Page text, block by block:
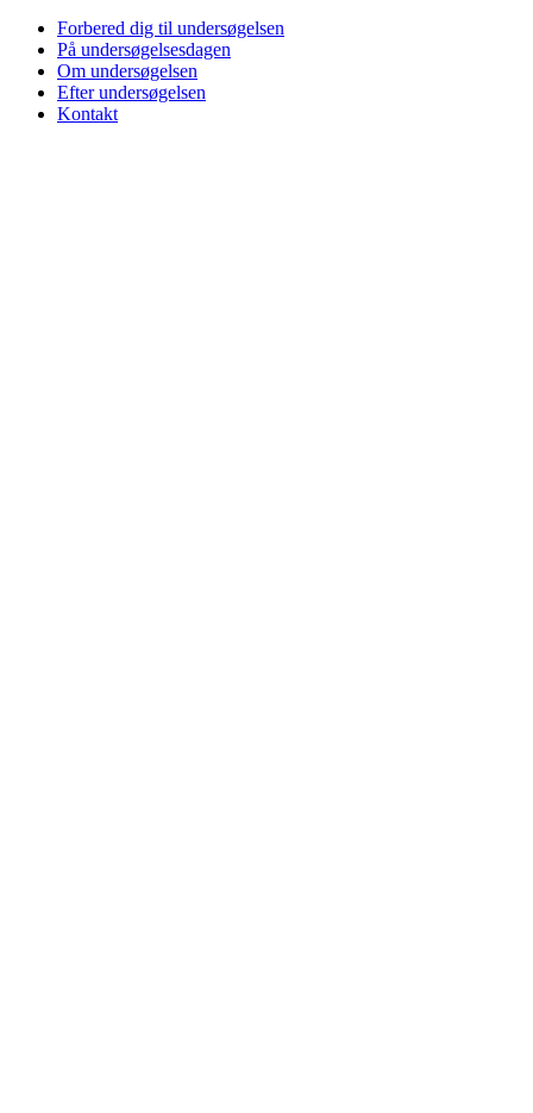
Forbered dig til undersøgelsen
På undersøgelsesdagen
Om undersøgelsen
Efter undersøgelsen
Kontakt